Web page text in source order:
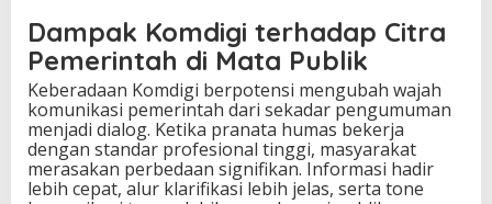
Dampak Komdigi terhadap Citra
Pemerintah di Mata Publik
Keberadaan Komdigi berpotensi mengubah wajah
komunikasi pemerintah dari sekadar pengumuman
menjadi dialog. Ketika pranata humas bekerja
dengan standar profesional tinggi, masyarakat
merasakan perbedaan signifikan. Informasi hadir
lebih cepat, alur klarifikasi lebih jelas, serta tone